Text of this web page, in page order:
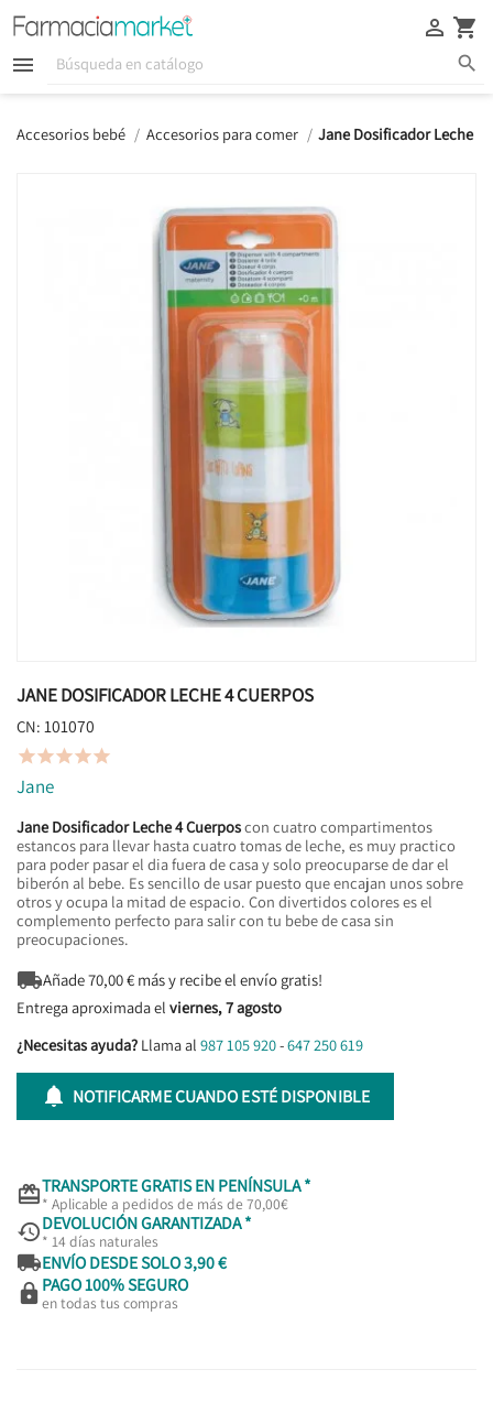
  
 
Accesorios bebé Accesorios para comer Jane Dosificador Leche 4
JANE DOSIFICADOR LECHE 4 CUERPOS
CN: 101070

Jane
Jane Dosificador Leche 4 Cuerposcon cuatro compartimentos
estancos para llevar hasta cuatro tomas de leche, es muy practico
para poder pasar el dia fuera de casa y solo preocuparse de dar el
biberón al bebe. Es sencillo de usar puesto que encajan unos sobre
otros y ocupa la mitad de espacio. Con divertidos colores es el
complemento perfecto para salir con tu bebe de casa sin
preocupaciones.
Añade70,00€ más y recibe el envío gratis!
Entrega aproximada el viernes, 7 agosto
¿Necesitas ayuda? Llama al 987 105 920-647 250 619
 NOTIFICARME CUANDO ESTÉ DISPONIBLE
TRANSPORTE GRATIS EN PENÍNSULA *
* Aplicable a pedidos de más de 70,00€
DEVOLUCIÓN GARANTIZADA *
* 14 días naturales
ENVÍO DESDE SOLO 3,90 €
 PAGO 100% SEGURO
en todas tus compras